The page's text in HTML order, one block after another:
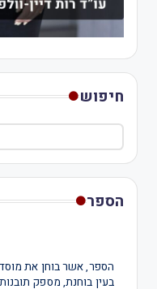
חיפוש
הספר
הספר, אשר בוחן את מוסד
בעין בוחנת, מספק